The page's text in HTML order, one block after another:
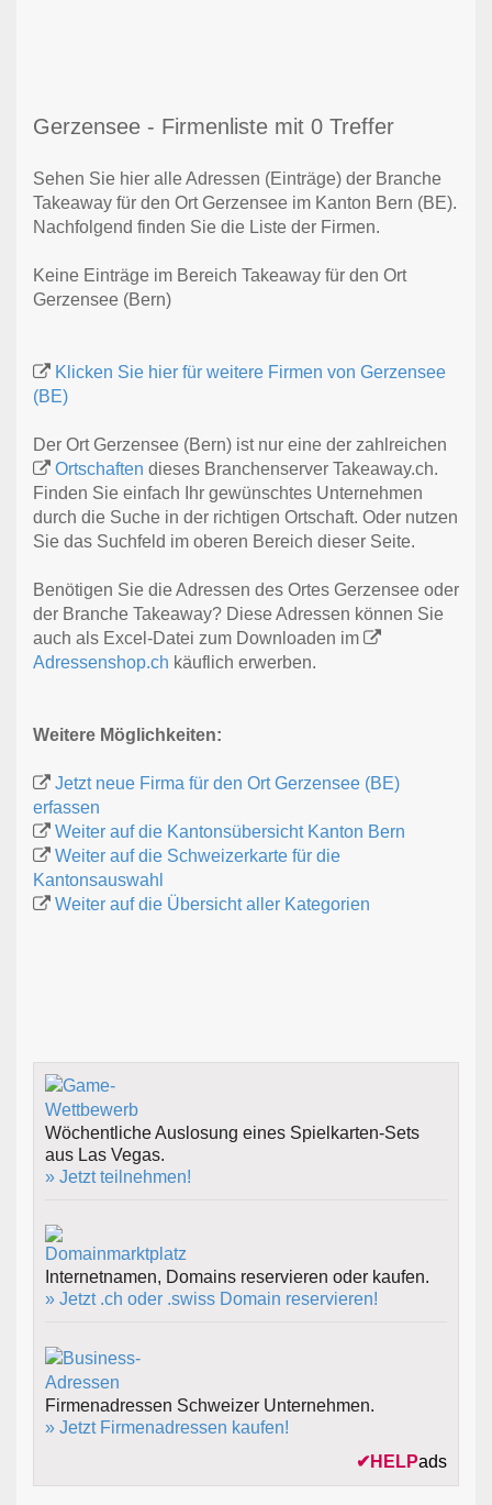
Gerzensee - Firmenliste mit 0 Treffer
Sehen Sie hier alle Adressen (Einträge) der Branche
Takeaway für den Ort Gerzensee im Kanton Bern (BE).
Nachfolgend finden Sie die Liste der Firmen.
Keine Einträge im Bereich Takeaway für den Ort
Gerzensee (Bern)
Klicken Sie hier für weitere Firmen von Gerzensee
(BE)
Der Ort Gerzensee (Bern) ist nur eine der zahlreichen
Ortschaften dieses Branchenserver Takeaway.ch.
Finden Sie einfach Ihr gewünschtes Unternehmen
durch die Suche in der richtigen Ortschaft. Oder nutzen
Sie das Suchfeld im oberen Bereich dieser Seite.
Benötigen Sie die Adressen des Ortes Gerzensee oder
der Branche Takeaway? Diese Adressen können Sie
auch als Excel-Datei zum Downloaden im
Adressenshop.ch käuflich erwerben.
Weitere Möglichkeiten:
Jetzt neue Firma für den Ort Gerzensee (BE)
erfassen
Weiter auf die Kantonsübersicht Kanton Bern
Weiter auf die Schweizerkarte für die
Kantonsauswahl
Weiter auf die Übersicht aller Kategorien
Wöchentliche Auslosung eines Spielkarten-Sets
aus Las Vegas.
» Jetzt teilnehmen!
Internetnamen, Domains reservieren oder kaufen.
» Jetzt .ch oder .swiss Domain reservieren!
Firmenadressen Schweizer Unternehmen.
» Jetzt Firmenadressen kaufen!
✔ HELPads